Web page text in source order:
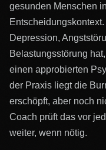
gesunden Menschen
Depression,
Belastungsstörung
einen approbierten
der Praxis liegt die
erschöpft, aber noch
Coach prüft das vor
weiter, wenn nötig.